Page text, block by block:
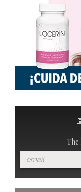
The